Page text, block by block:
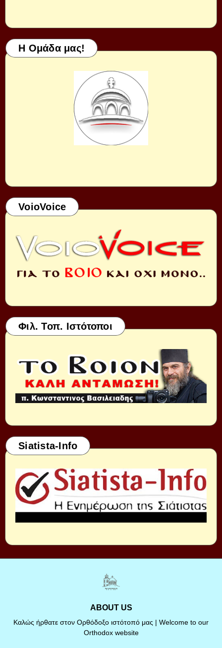
Η Ομάδα μας!
VoioVoice
Φιλ. Τοπ. Ιστότοποι
Siatista-Info
ABOUT US
Καλώς ήρθατε στον Ορθόδοξο ιστότοπό μας | Welcome to our
Orthodox website